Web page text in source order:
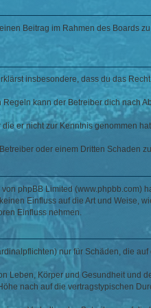
Beitrag im Rahmen des Boards
insbesondere, dass du das
kann der Betreiber dich nach
er nicht zur Kenntnis genommen
oder einem Dritten Schaden
phpBB Limited (www.phpbb.com)
Einfluss auf die Art und Weise,
Einfluss nehmen.
nur für Schäden, die
Leben, Körper und Gesundheit und
nach auf die vertragstypischen